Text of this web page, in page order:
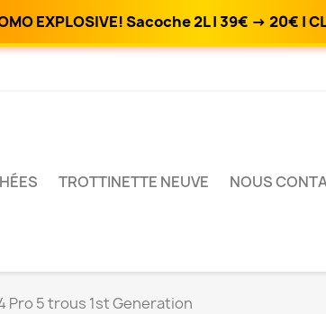
EXPLOSIVE! Sacoche 2L | 39€ → 20€ |
TROTTINETTE NEUVE NOUS
Pro 5 trous 1st Generation